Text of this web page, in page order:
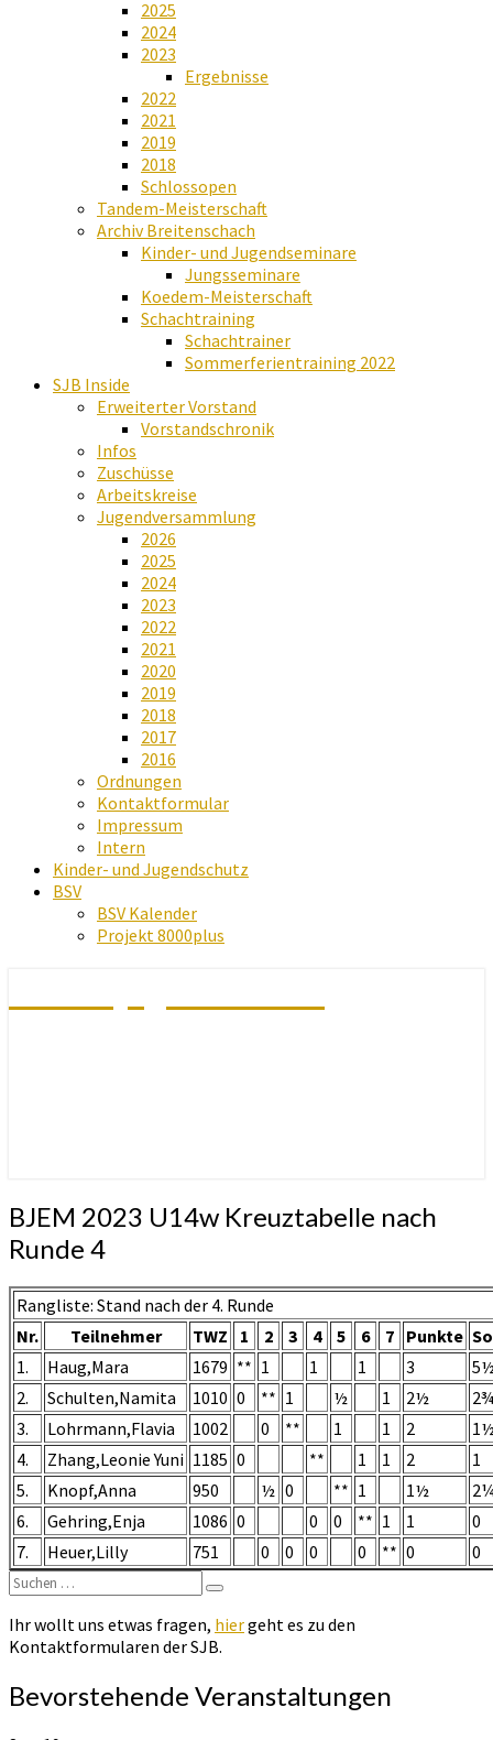
2025
2024
2023
Ergebnisse
2022
2021
2019
2018
Schlossopen
Tandem-Meisterschaft
Archiv Breitenschach
Kinder- und Jugendseminare
Jungsseminare
Koedem-Meisterschaft
Schachtraining
Schachtrainer
Sommerferientraining 2022
SJB Inside
Erweiterter Vorstand
Vorstandschronik
Infos
Zuschüsse
Arbeitskreise
Jugendversammlung
2026
2025
2024
2023
2022
2021
2020
2019
2018
2017
2016
Ordnungen
Kontaktformular
Impressum
Intern
Kinder- und Jugendschutz
BSV
BSV Kalender
Projekt 8000plus
BJEM
2023
U14w
nach
Runde
BJEM 2023 U14w Kreuztabelle nach
Runde 4
Rangliste: Stand nach der 4. Runde
Nr.
Teilnehmer TWZ 1 2 3 4 5 6 7 Punkte
1.
Haug,Mara 1679 ** 1 1 1 3
2.
Schulten,Namita 1010 0 ** 1 ½ 1 2½
3.
Lohrmann,Flavia 1002 0 ** 1 1 2
4.
Zhang,Leonie Yuni 1185 0 ** 1 1 2
1
5.
Knopf,Anna 950 ½ 0 ** 1 1½
6.
Gehring,Enja 1086 0 0 0 ** 1 1
0
7.
Heuer,Lilly 751 0 0 0 0 ** 0
0
Suchen
nach:
Suchen
Ihr wollt uns etwas fragen, hiergeht es zu den
Kontaktformularen der SJB.
Bevorstehende Veranstaltungen